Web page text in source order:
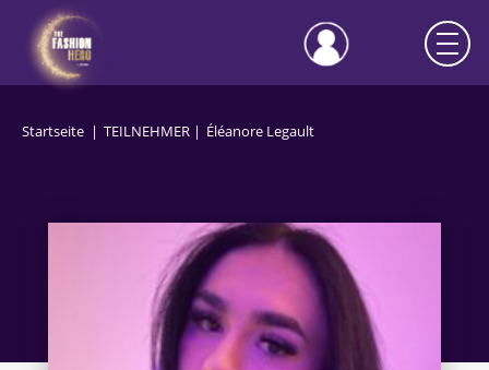
Startseite TEILNEHMER Éléanore Legault